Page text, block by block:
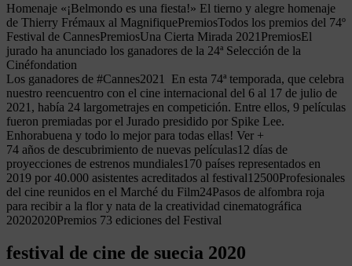
Homenaje «¡Belmondo es una fiesta!» El tierno y alegre homenaje
de Thierry Frémaux al MagnifiquePremiosTodos los premios del 74º
Festival de CannesPremiosUna Cierta Mirada 2021PremiosEl
jurado ha anunciado los ganadores de la 24ª Selección de la
Cinéfondation
Los ganadores de #Cannes2021 En esta 74ª temporada, que celebra
nuestro reencuentro con el cine internacional del 6 al 17 de julio de
2021, había 24 largometrajes en competición. Entre ellos, 9 películas
fueron premiadas por el Jurado presidido por Spike Lee.
Enhorabuena y todo lo mejor para todas ellas! Ver +
74 años de descubrimiento de nuevas películas12 días de
proyecciones de estrenos mundiales170 países representados en
2019 por 40.000 asistentes acreditados al festival12500Profesionales
del cine reunidos en el Marché du Film24Pasos de alfombra roja
para recibir a la flor y nata de la creatividad cinematográfica
20202020Premios 73 ediciones del Festival
festival de cine de suecia 2020